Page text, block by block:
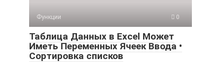
Функции 0
Таблица Данных в Excel Может
Иметь Переменных Ячеек Ввода •
Сортировка списков